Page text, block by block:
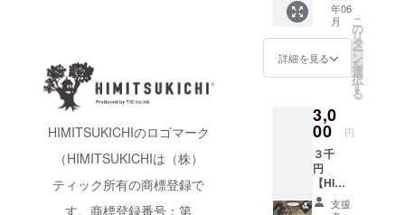
HIMITSUKICHIのロゴマーク
（HIMITSUKICHIは（株）
ティック所有の商標登録で
す。商標登録番号：第
はいら
ないけ
れど応
援だけ
したい
と思っ
さった
方向け
のリ
ターン
です。
■リター
ン内容
年06
月
詳細を見る
こ
の
リ
タ
ー
ン
を
選
択
す
る
3,0
00 円
３千
円
【HIMIT
SUKIC
HIオリ
支援